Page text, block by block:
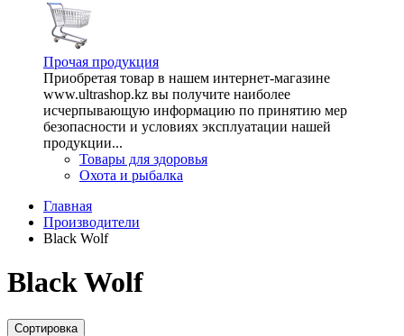
Прочая продукция
Приобретая товар в нашем интернет-магазине
www.ultrashop.kz вы получите наиболее
исчерпывающую информацию по принятию мер
безопасности и условиях эксплуатации нашей
продукции...
Товары для здоровья
Охота и рыбалка
Главная
Производители
Black Wolf
Black Wolf
Сортировка